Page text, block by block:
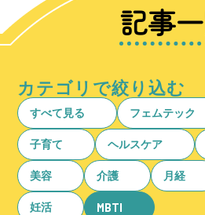
記事
カテゴリで絞り込む
すべて見る フェムテック
子育て ヘルスケア
美容 介護 月経
妊活 MBTI